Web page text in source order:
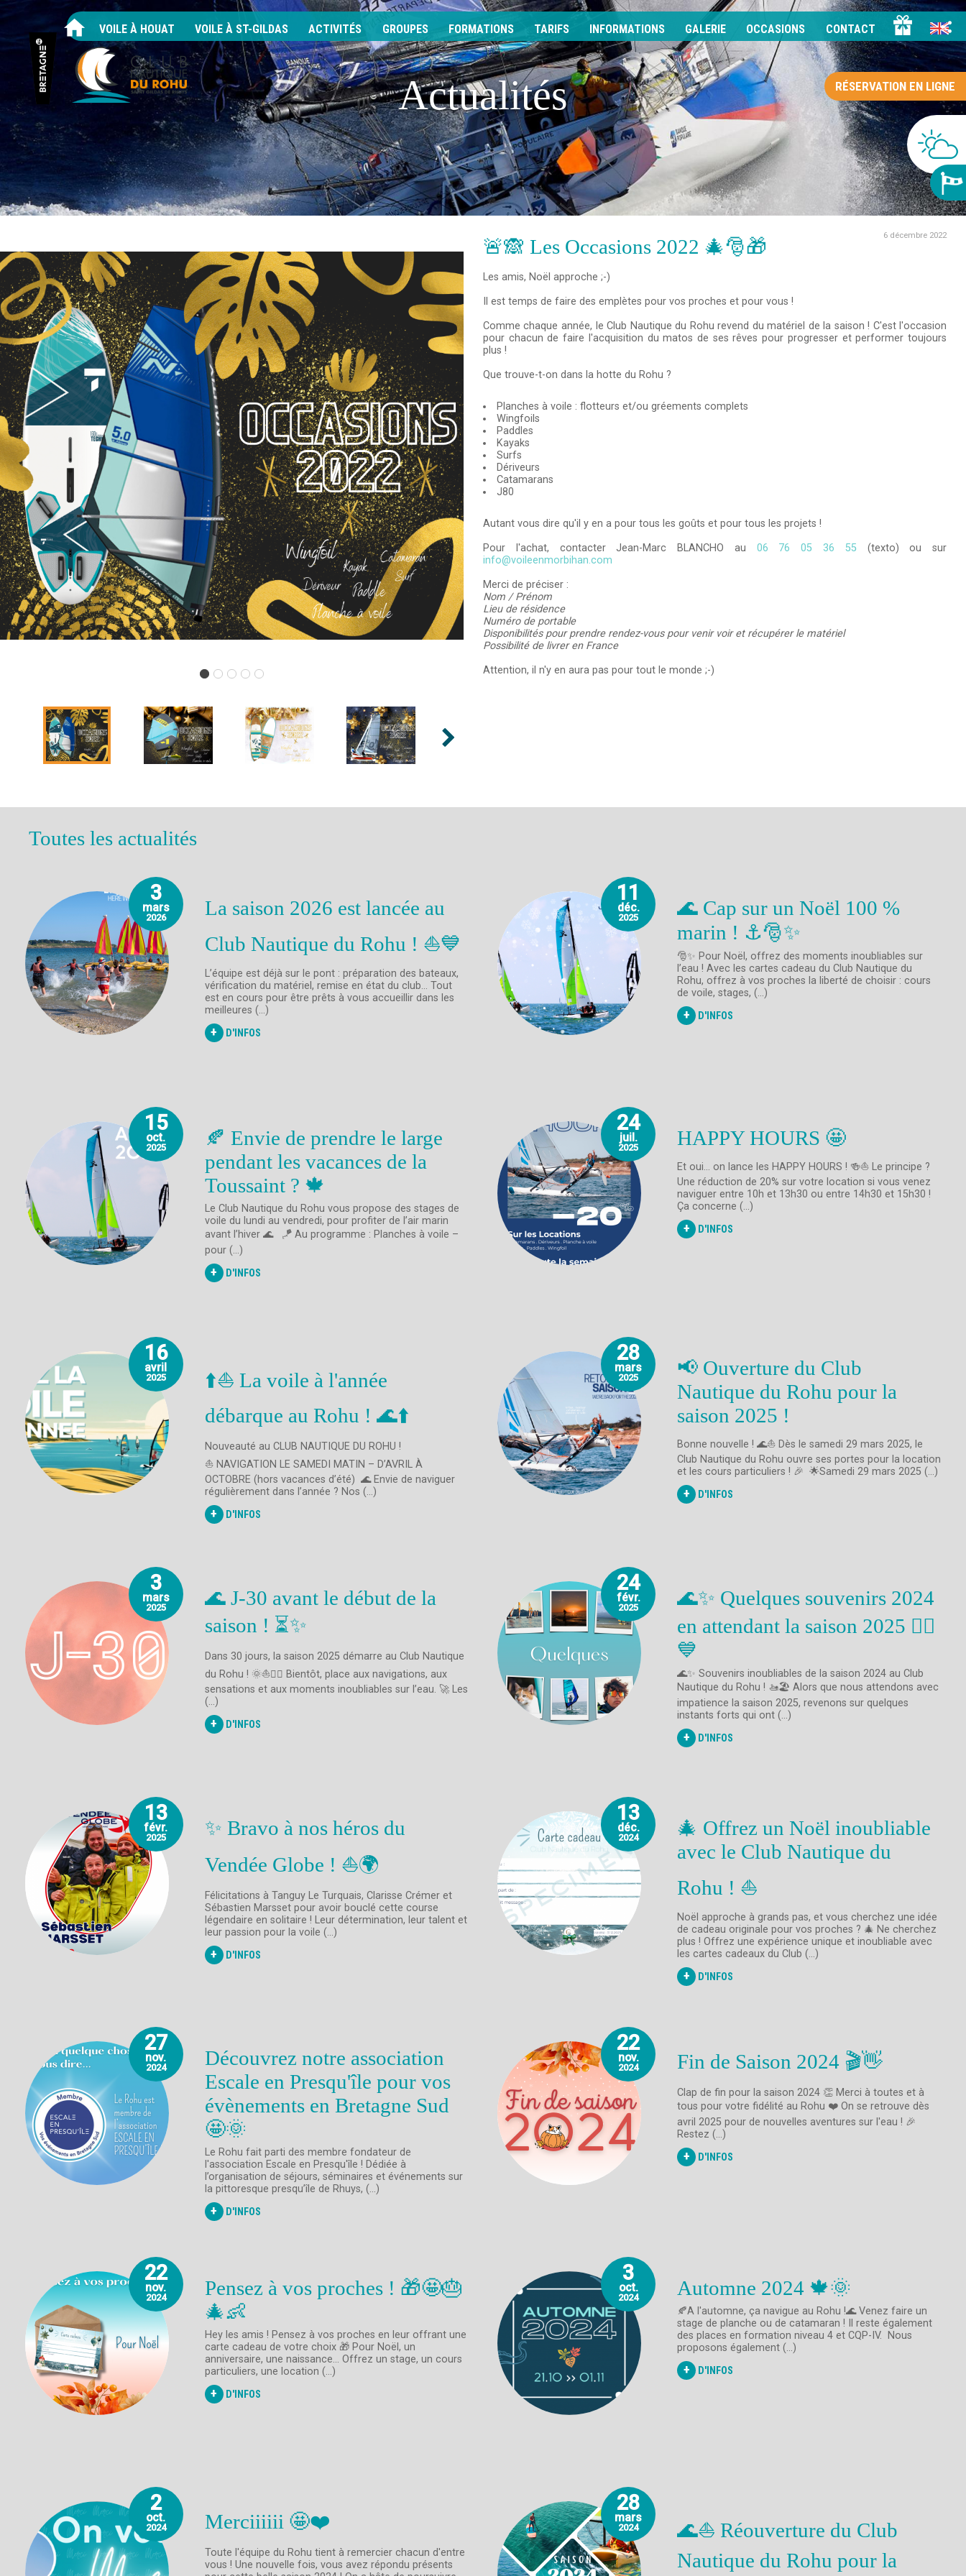
VOILE À HOUAT VOILE À ST-GILDAS ACTIVITÉS GROUPES FORMATIONS TARIFS INFORMATIONS GALERIE OCCASIONS CONTACT
RÉSERVATION EN LIGNE
Actualités
6 décembre 2022
🚨🙈 Les Occasions 2022 🎄🎅🎁
Les amis, Noël approche ;-)
Il est temps de faire des emplètes pour vos proches et pour vous !
Comme chaque année, le Club Nautique du Rohu revend du matériel de la saison ! C'est l'occasion
pour chacun de faire l'acquisition du matos de ses rêves pour progresser et performer toujours
plus !
Que trouve-t-on dans la hotte du Rohu ?
Planches à voile : flotteurs et/ou gréements complets
Wingfoils
Paddles
Kayaks
Surfs
Dériveurs
Catamarans
J80
Autant vous dire qu'il y en a pour tous les goûts et pour tous les projets !
Pour l'achat, contacter Jean-Marc BLANCHO au 06 76 05 36 55(texto) ou sur
info@voileenmorbihan.com
Merci de préciser :
Nom / Prénom
Lieu de résidence
Numéro de portable
Disponibilités pour prendre rendez-vous pour venir voir et récupérer le matériel
Possibilité de livrer en France
Attention, il n'y en aura pas pour tout le monde ;-)
Toutes les actualités
3
mars
2026
La saison 2026 est lancée au
Club Nautique du Rohu ! ⛵💙
L’équipe est déjà sur le pont : préparation des bateaux,
vérification du matériel, remise en état du club… Tout
est en cours pour être prêts à vous accueillir dans les
meilleures (...)
+ D'INFOS
11
déc.
2025
🌊 Cap sur un Noël 100 %
marin ! ⚓🎅✨
🎅✨ Pour Noël, offrez des moments inoubliables sur
l’eau ! Avec les cartes cadeau du Club Nautique du
Rohu, offrez à vos proches la liberté de choisir : cours
de voile, stages, (...)
+ D'INFOS
15
oct.
2025
🍂 Envie de prendre le large
pendant les vacances de la
Toussaint ? 🍁
Le Club Nautique du Rohu vous propose des stages de
voile du lundi au vendredi, pour profiter de l’air marin
avant l’hiver 🌊 🪁 Au programme : Planches à voile –
pour (...)
+ D'INFOS
24
juil.
2025 HAPPY HOURS 🤩
Et oui… on lance les HAPPY HOURS ! 🍻⛵️ Le principe ?
Une réduction de 20% sur votre location si vous venez
naviguer entre 10h et 13h30 ou entre 14h30 et 15h30 !
Ça concerne (...)
+ D'INFOS
16
avril
2025
⬆️⛵ La voile à l'année
débarque au Rohu ! 🌊⬆️
Nouveauté au CLUB NAUTIQUE DU ROHU !
⛵ NAVIGATION LE SAMEDI MATIN – D’AVRIL À
OCTOBRE (hors vacances d’été) 🌊 Envie de naviguer
régulièrement dans l’année ? Nos (...)
+ D'INFOS
28
mars
2025
📢 Ouverture du Club
Nautique du Rohu pour la
saison 2025 !
Bonne nouvelle ! 🌊⛵ Dès le samedi 29 mars 2025, le
Club Nautique du Rohu ouvre ses portes pour la location
et les cours particuliers ! 🎉​ 🌟Samedi 29 mars 2025 (...)
+ D'INFOS
3
mars
2025
🌊 J-30 avant le début de la
saison ! ⏳✨
Dans 30 jours, la saison 2025 démarre au Club Nautique
du Rohu ! 🌞⛵🏄‍♂️ Bientôt, place aux navigations, aux
sensations et aux moments inoubliables sur l’eau. 🚀 Les
(...)
+ D'INFOS
24
févr.
2025
🌊✨ Quelques souvenirs 2024
en attendant la saison 2025 🚣‍♂️
💙
🌊✨ Souvenirs inoubliables de la saison 2024 au Club
Nautique du Rohu ! 🚤🏖️ Alors que nous attendons avec
impatience la saison 2025, revenons sur quelques
instants forts qui ont (...)
+ D'INFOS
13
févr.
2025
✨ Bravo à nos héros du
Vendée Globe ! ⛵🌍
Félicitations à Tanguy Le Turquais, Clarisse Crémer et
Sébastien Marsset pour avoir bouclé cette course
légendaire en solitaire ! Leur détermination, leur talent et
leur passion pour la voile (...)
+ D'INFOS
13
déc.
2024
🎄 Offrez un Noël inoubliable
avec le Club Nautique du
Rohu ! ⛵️
Noël approche à grands pas, et vous cherchez une idée
de cadeau originale pour vos proches ? 🎄 Ne cherchez
plus ! Offrez une expérience unique et inoubliable avec
les cartes cadeaux du Club (...)
+ D'INFOS
27
nov.
2024
Découvrez notre association
Escale en Presqu'île pour vos
évènements en Bretagne Sud
🤩🌞
Le Rohu fait parti des membre fondateur de
l'association Escale en Presqu'île ! Dédiée à
l’organisation de séjours, séminaires et événements sur
la pittoresque presqu’île de Rhuys, (...)
+ D'INFOS
22
nov.
2024 Fin de Saison 2024 🎬👋
Clap de fin pour la saison 2024 👏 Merci à toutes et à
tous pour votre fidélité au Rohu ❤️ On se retrouve dès
avril 2025 pour de nouvelles aventures sur l'eau ! 🎉
Restez (...)
+ D'INFOS
22
nov.
2024
Pensez à vos proches ! 🎁🤩🎂
🎄👶
Hey les amis ! Pensez à vos proches en leur offrant une
carte cadeau de votre choix 🎁 Pour Noël, un
anniversaire, une naissance... Offrez un stage, un cours
particuliers, une location (...)
+ D'INFOS
3
oct.
2024 Automne 2024 🍁🌞
🍂A l'automne, ça navigue au Rohu !🌊 Venez faire un
stage de planche ou de catamaran ! Il reste également
des places en formation niveau 4 et CQP-IV. Nous
proposons également (...)
+ D'INFOS
2
oct.
2024 Merciiiiii 🤩❤️
Toute l'équipe du Rohu tient à remercier chacun d'entre
vous ! Une nouvelle fois, vous avez répondu présents
28
mars
2024
🌊⛵️ Réouverture du Club
Nautique du Rohu pour la